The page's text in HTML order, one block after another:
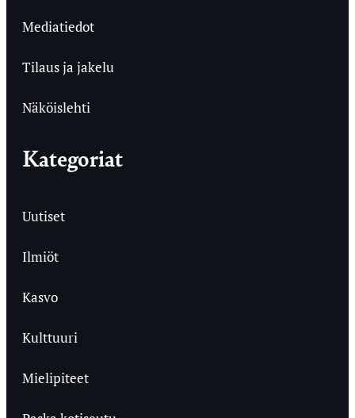
Mediatiedot
Tilaus ja jakelu
Näköislehti
Kategoriat
Uutiset
Ilmiöt
Kasvo
Kulttuuri
Mielipiteet